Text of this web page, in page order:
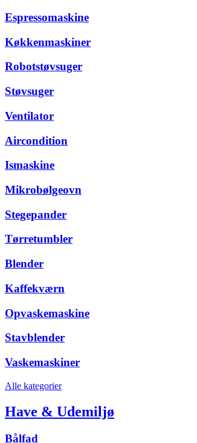
Espressomaskine
Køkkenmaskiner
Robotstøvsuger
Støvsuger
Ventilator
Aircondition
Ismaskine
Mikrobølgeovn
Stegepander
Tørretumbler
Blender
Kaffekværn
Opvaskemaskine
Stavblender
Vaskemaskiner
Alle kategorier
Have & Udemiljø
Bålfad